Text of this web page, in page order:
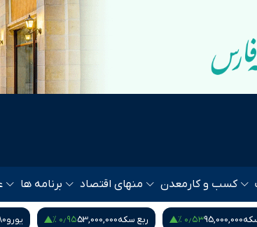
کسب و کار معدن منهای اقتصاد برنامه ها
53,000,000۰٫۹۵ % یورو217,280‎−۰٫۰۱ % درهم امارات